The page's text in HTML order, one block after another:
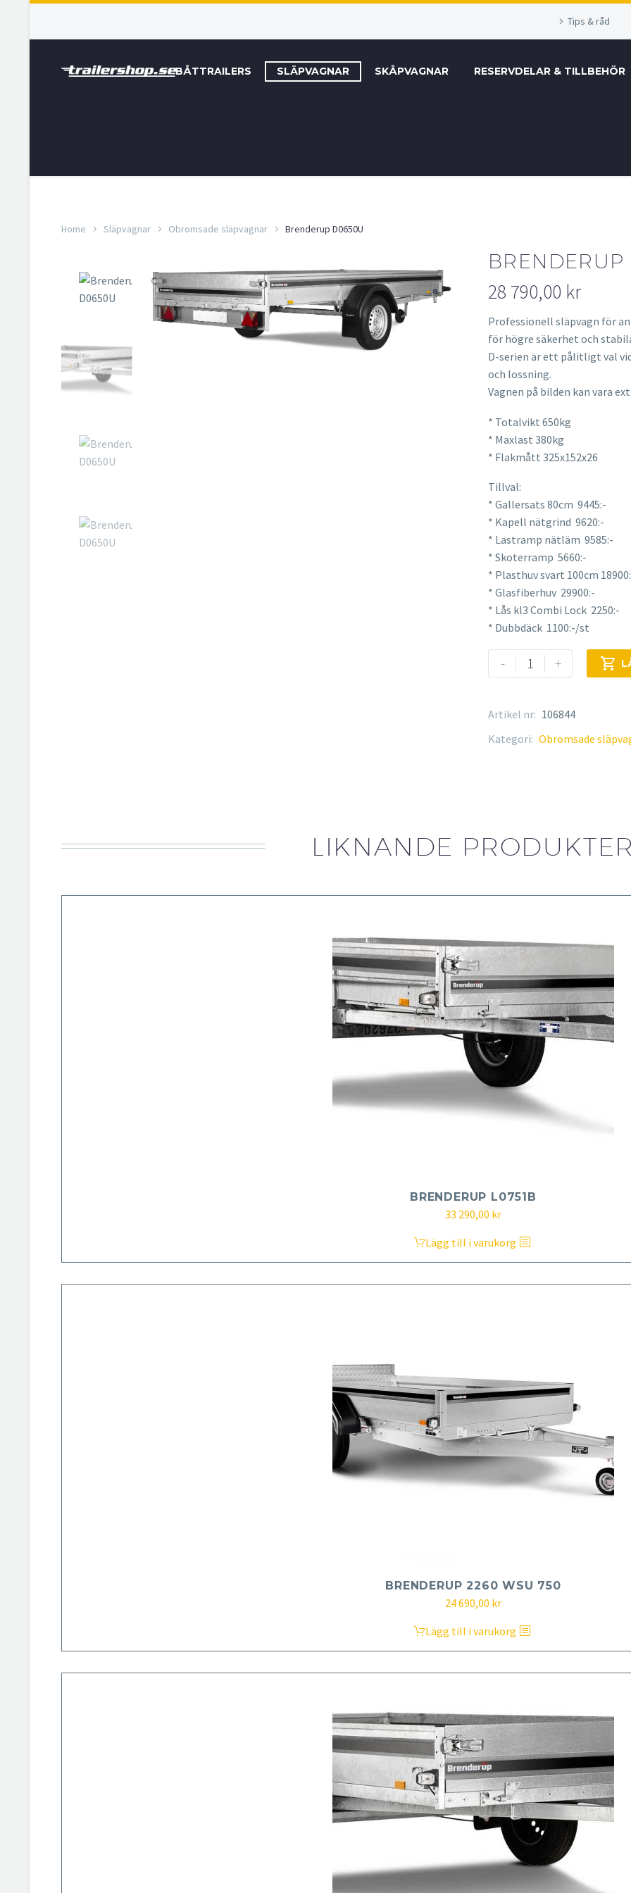
Tips & råd
BÅTTRAILERS SLÄPVAGNAR SKÅPVAGNAR RESERVDELAR & TILLBEHÖR
Home Släpvagnar Obromsade släpvagnar Brenderup D0650U
28 790,00 kr
Professionell släpvagn för
för högre säkerhet och
D-serien är ett pålitligt val
och lossning.
Vagnen på bilden kan vara
* Totalvikt 650kg
* Maxlast 380kg
* Flakmått 325x152x26
Tillval:
* Gallersats 80cm 9445:-
* Kapell nätgrind 9620:-
* Lastramp nätläm 9585:-
* Skoterramp 5660:-
* Plasthuv svart 100cm
* Glasfiberhuv 29900:-
* Lås kl3 Combi Lock 2250:-
* Dubbdäck 1100:-/st
-
Brenderup
D0650U
+ 
Artikel nr: 106844
Kategori: Obromsade
LIKNANDE
BRENDERUP L0751B
33 290,00 kr
Lägg till i varukorg
BRENDERUP 2260 WSU 750
24 690,00 kr
Lägg till i varukorg